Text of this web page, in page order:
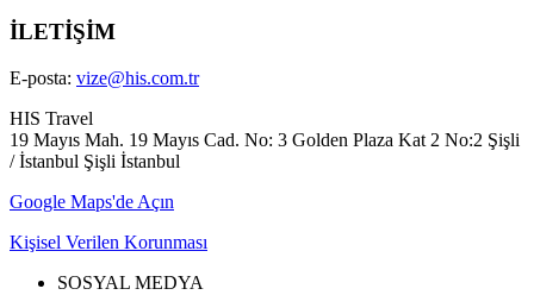
İLETİŞİM
E-posta: vize@his.com.tr
HIS Travel
19 Mayıs Mah. 19 Mayıs Cad. No: 3 Golden Plaza Kat 2 No:2 Şişli
/ İstanbul Şişli İstanbul
Google Maps'de Açın
Kişisel Verilen Korunması
SOSYAL MEDYA